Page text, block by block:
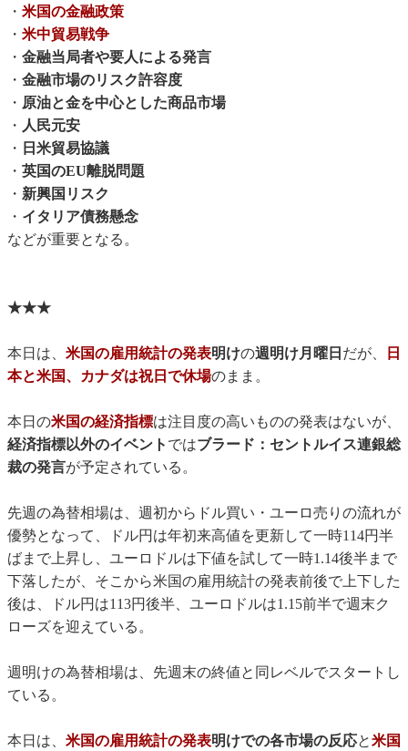
・ 米国の金融政策
・ 米中貿易戦争
・ 金融当局者や要人による発言
・ 金融市場のリスク許容度
・ 原油と金を中心とした商品市場
・ 人民元安
・ 日米貿易協議
・ 英国のEU離脱問題
・ 新興国リスク
・ イタリア債務懸念
などが重要となる。
★★★
本日は、 米国の雇用統計の発表明けの週明け月曜日 だが、
日
本と米国、カナダは祝日で休場のまま。
本日の米国の経済指標は注目度の高いものの発表はないが、
経済指標以外のイベント ではブラード：セントルイス連銀総
裁の発言が予定されている。
先週の為替相場は、週初からドル買い・ユーロ売りの流れが
優勢となって、ドル円は年初来高値を更新して一時114円半
ばまで上昇し、ユーロドルは下値を試して一時1.14後半まで
下落したが、そこから米国の雇用統計の発表前後で上下した
後は、ドル円は113円後半、ユーロドルは1.15前半で週末ク
ローズを迎えている。
週明けの為替相場は、先週末の終値と同レベルでスタートし
ている。
本日は、 米国の雇用統計の発表明けでの各市場の反応と米国